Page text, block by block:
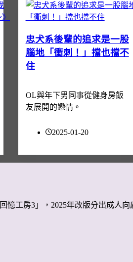
忠犬系後輩的追求是一股
腦地「衝刺！」擋也擋不
住
OL與年下男同事從健身房飯
友展開的戀情。
2025-01-20
憶工房3」，2025年改版分出成